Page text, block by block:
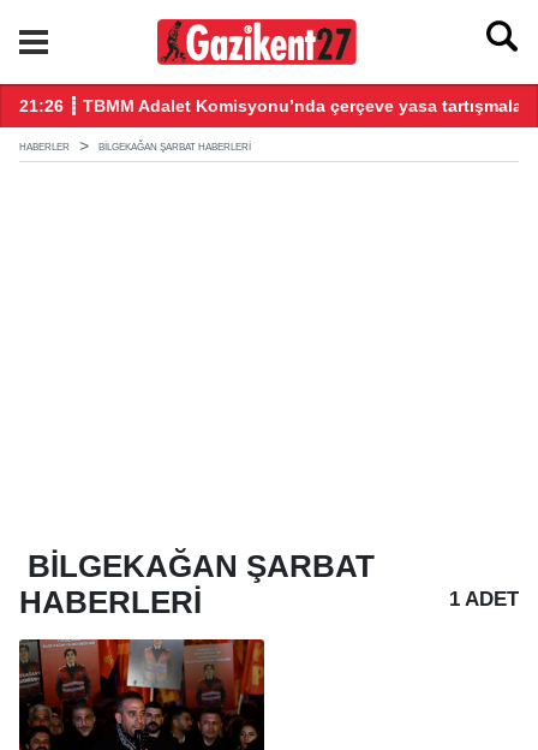
21:26 ┋ TBMM Adalet Komisyonu’nda çerçeve yasa
HABERLER BILGEKAĞAN ŞARBAT HABERLERI
BILGEKAĞAN ŞARBAT
HABERLERI
1 ADET